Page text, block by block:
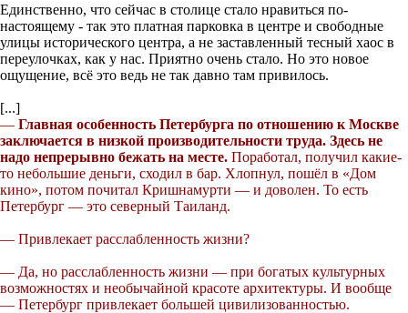
Единственно, что сейчас в столице стало нравиться по-
настоящему - так это платная парковка в центре и свободные
улицы исторического центра, а не заставленный тесный хаос в
переулочках, как у нас. Приятно очень стало. Но это новое
ощущение, всё это ведь не так давно там привилось.
[...]
— Главная особенность Петербурга по отношению к Москве
заключается в низкой производительности труда. Здесь не
надо непрерывно бежать на месте. Поработал, получил какие-
то небольшие деньги, сходил в бар. Хлопнул, пошёл в «Дом
кино», потом почитал Кришнамурти — и доволен. То есть
Петербург — это северный Таиланд.
— Привлекает расслабленность жизни?
— Да, но расслабленность жизни — при богатых культурных
возможностях и необычайной красоте архитектуры. И вообще
— Петербург привлекает большей цивилизованностью.